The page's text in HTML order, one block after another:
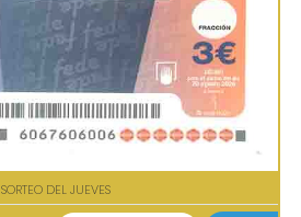
SORTEO DEL JUEVES